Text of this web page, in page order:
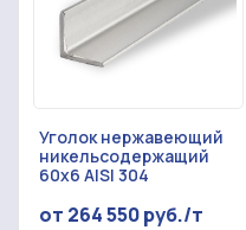
Уголок нержавеющий
никельсодержащий
60x6 AISI 304
от 264 550 руб./т